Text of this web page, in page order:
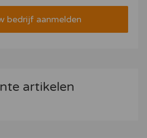
bedrijf aanmelden
artikelen